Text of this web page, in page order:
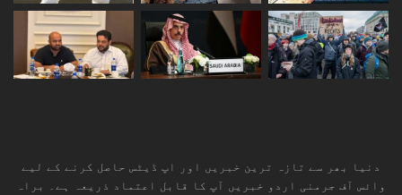
دنیا بھر سے تازہ ترین خبریں اور اپ ڈیٹس حاصل کرنے کے لیے
وائس آف جرمنی اردو خبریں آپ کا قابل اعتماد ذریعہ ہے۔ براہ